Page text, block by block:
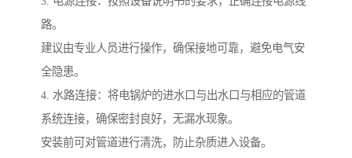
路。
建议由专业人员进行操作，确保接地可靠，避免电气安
全隐患。
4. 水路连接：将电锅炉的进水口与出水口与相应的管道
系统连接，确保密封良好，无漏水现象。
安装前可对管道进行清洗，防止杂质进入设备。